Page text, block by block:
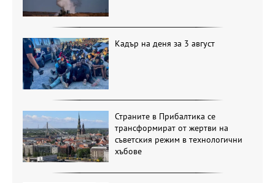
Кадър на деня за 3 август
Страните в Прибалтика се
трансформират от жертви на
съветския режим в технологични
хъбове